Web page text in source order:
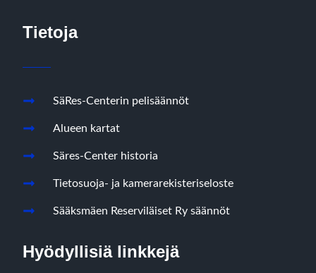
Tietoja
SäRes-Centerin pelisäännöt
Alueen kartat
Säres-Center historia
Tietosuoja- ja kamerarekisteriseloste
Sääksmäen Reserviläiset Ry säännöt
Hyödyllisiä linkkejä